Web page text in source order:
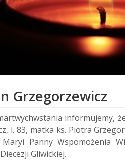
Grzegorzewicz
informujemy,
l. 83, matka ks. Piotra
Maryi Panny Wspomożenia
Gliwickiej.